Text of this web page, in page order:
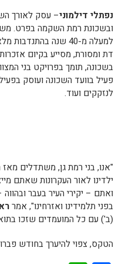
נפתלי דילמוני– עסק לאורך
ובשכונת רמת השקמה בפרט.
למעלה מ-40 שנה
דת ומסורת, מסייע בקיום
בשכונה, תומך בפרויקט בני
פעיל בוועד השכונה ועוסק
לנזקקים ועוד.
"אנו, בני רמת גן, משתדלים
ילדינו לאור העקרונות שאתם
ואתם – יקירי העיר בעבר
בפני תלמידינו ואזרחינו", אמר
(ב') עם כל המועמדים שזכו
הטקס, צפוי להיערך בחודש